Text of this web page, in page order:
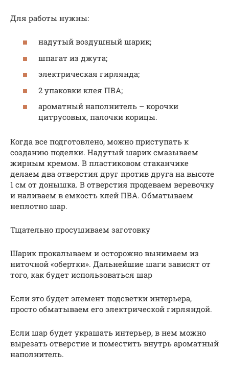
Для работы нужны:
надутый воздушный шарик;
шпагат из джута;
электрическая гирлянда;
2 упаковки клея ПВА;
ароматный наполнитель – корочки
цитрусовых, палочки корицы.
Когда все подготовлено, можно приступать к
созданию поделки. Надутый шарик смазываем
жирным кремом. В пластиковом стаканчике
делаем два отверстия друг против друга на высоте
1 см от донышка. В отверстия продеваем веревочку
и наливаем в емкость клей ПВА. Обматываем
неплотно шар.
Тщательно просушиваем заготовку
Шарик прокалываем и осторожно вынимаем из
ниточной «обертки». Дальнейшие шаги зависят от
того, как будет использоваться шар
Если это будет элемент подсветки интерьера,
просто обматываем его электрической гирляндой.
Если шар будет украшать интерьер, в нем можно
вырезать отверстие и поместить внутрь ароматный
наполнитель.